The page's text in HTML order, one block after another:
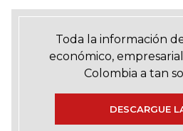
Toda la información
económico,
Colombia a tan
DESCARGUE